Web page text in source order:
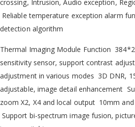
crossing, Intrusion, Audio exception,
Reliable temperature exception alarm
detection algorithm
Thermal Imaging Module Function
sensitivity sensor, support contrast
adjustment in various modes 3D DNR,
adjustable, image detail enhancement
zoom X2, X4 and local output 10mm
Support bi-spectrum image fusion,